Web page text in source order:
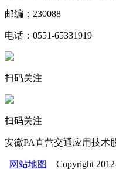
邮编：230088
电话：0551-65331919
扫码关注
扫码关注
安徽PA直营交通应用技
网站地图 Copyright